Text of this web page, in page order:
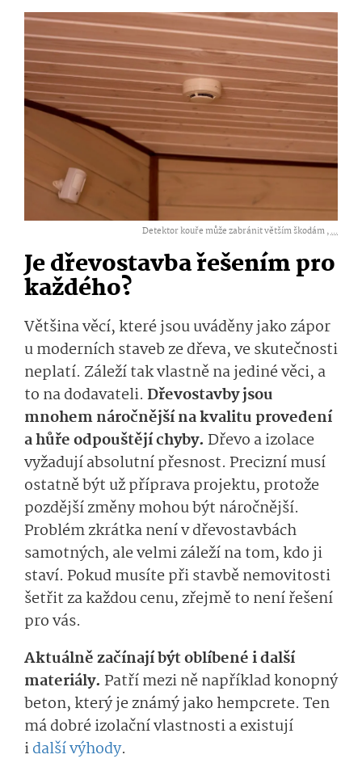
Detektor kouře může zabránit větším škodám ,...
Je dřevostavba řešením pro
každého?
Většina věcí, které jsou uváděny jako zápor
u moderních staveb ze dřeva, ve skutečnosti
neplatí. Záleží tak vlastně na jediné věci, a
to na dodavateli. Dřevostavby jsou
mnohem náročnější na kvalitu provedení
a hůře odpouštějí chyby. Dřevo a izolace
vyžadují absolutní přesnost. Precizní musí
ostatně být už příprava projektu, protože
pozdější změny mohou být náročnější.
Problém zkrátka není v dřevostavbách
samotných, ale velmi záleží na tom, kdo ji
staví. Pokud musíte při stavbě nemovitosti
šetřit za každou cenu, zřejmě to není řešení
pro vás.
Aktuálně začínají být oblíbené i další
materiály. Patří mezi ně například konopný
beton, který je známý jako hempcrete. Ten
má dobré izolační vlastnosti a existují
idalší výhody.